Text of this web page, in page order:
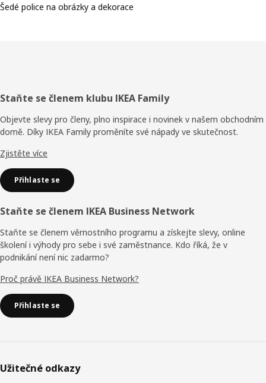
Šedé police na obrázky a dekorace
Zápatí
Staňte se členem klubu IKEA Family
Objevte slevy pro členy, plno inspirace i novinek v našem obchodním
domě. Díky IKEA Family proměníte své nápady ve skutečnost.
Zjistěte více
Přihlaste se
Staňte se členem IKEA Business Network
Staňte se členem věrnostního programu a získejte slevy, online
školení i výhody pro sebe i své zaměstnance. Kdo říká, že v
podnikání není nic zadarmo?
Proč právě IKEA Business Network?
Přihlaste se
Užitečné odkazy